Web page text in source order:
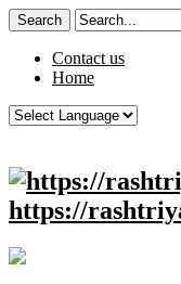
Contact us
Home
https://